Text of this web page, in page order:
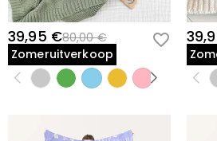
39,95 €80,00 €
Zomeruitverkoop